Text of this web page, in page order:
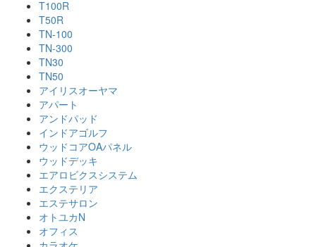
T100R
T50R
TN-100
TN-300
TN30
TN50
アイリスオーヤマ
アパート
アンドパッド
インドアゴルフ
ウッドコアOAパネル
ウッドデッキ
エアロビクスシステム
エクステリア
エステサロン
オトユカN
オフィス